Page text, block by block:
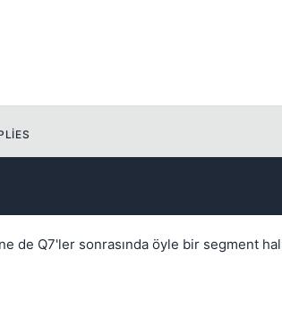
current reputation -
de Q7'ler sonrasında öyle bir segment